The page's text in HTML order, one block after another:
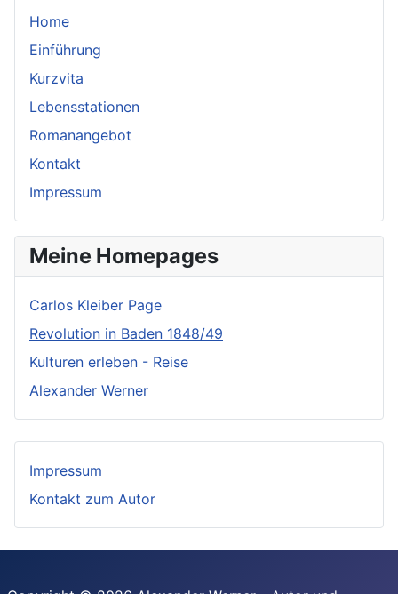
Home
Einführung
Kurzvita
Lebensstationen
Romanangebot
Kontakt
Impressum
Meine Homepages
Carlos Kleiber Page
Revolution in Baden 1848/49
Kulturen erleben - Reise
Alexander Werner
Impressum
Kontakt zum Autor